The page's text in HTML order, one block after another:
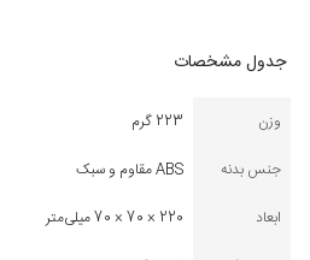
جدول مشخصات
وزن
223 گرم
جنس بدنه
ABS مقاوم و سبک
ابعاد
220 × 70 × 70 میلی‌متر